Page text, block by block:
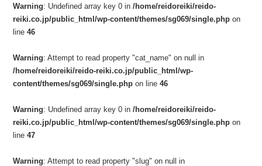
Warning: Undefined array key 0 in/home/reidoreiki/reido-
reiki.co.jp/public_html/wp-content/themes/sg069/single.php on
line46
Warning: Attempt to read property "cat_name" on null in
/home/reidoreiki/reido-reiki.co.jp/public_html/wp-
content/themes/sg069/single.php on line46
Warning: Undefined array key 0 in/home/reidoreiki/reido-
reiki.co.jp/public_html/wp-content/themes/sg069/single.php on
line47
Warning: Attempt to read property "slug" on null in